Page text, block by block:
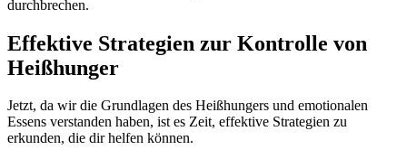
durchbrechen.
Effektive Strategien zur Kontrolle von
Heißhunger
Jetzt, da wir die Grundlagen des Heißhungers und emotionalen
Essens verstanden haben, ist es Zeit, effektive Strategien zu
erkunden, die dir helfen können.